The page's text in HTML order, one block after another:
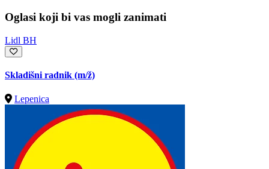
Oglasi koji bi vas mogli zanimati
Lidl BH
Skladišni radnik (m/ž)
Lepenica